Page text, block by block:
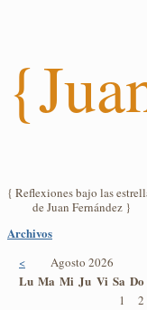
{ Reflexiones bajo las
de Juan Fernández }
Archivos
< Agosto 2026
Lu Ma Mi Ju Vi Sa Do
1
2